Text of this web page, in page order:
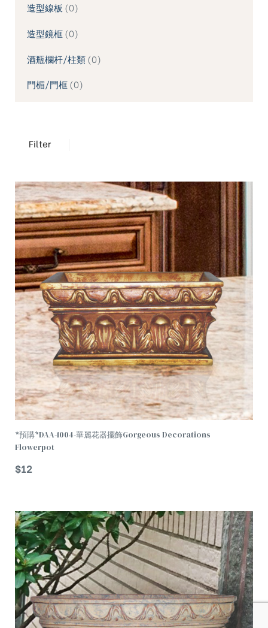
造型線板 0
造型鏡框 0
酒瓶欄杆/柱類 0
門楣/門框 0
Filter
TREND
*預購*DAA-1004-華麗花器擺飾Gorgeous Decorations
Flowerpot
$12
TREND